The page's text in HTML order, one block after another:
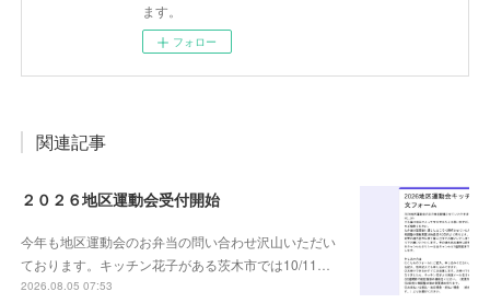
ます。
フォロー
関連記事
２０２６地区運動会受付開始
今年も地区運動会のお弁当の問い合わせ沢山いただい
ております。キッチン花子がある茨木市では10/11…
2026.08.05 07:53